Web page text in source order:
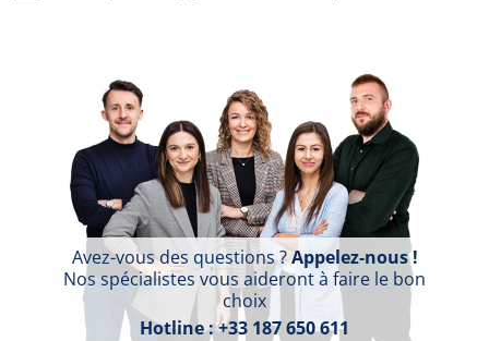
Avez-vous des questions ?Appelez-nous !
Nos spécialistes vous aideront à faire le bon
choix
Hotline :+33 187 650 611